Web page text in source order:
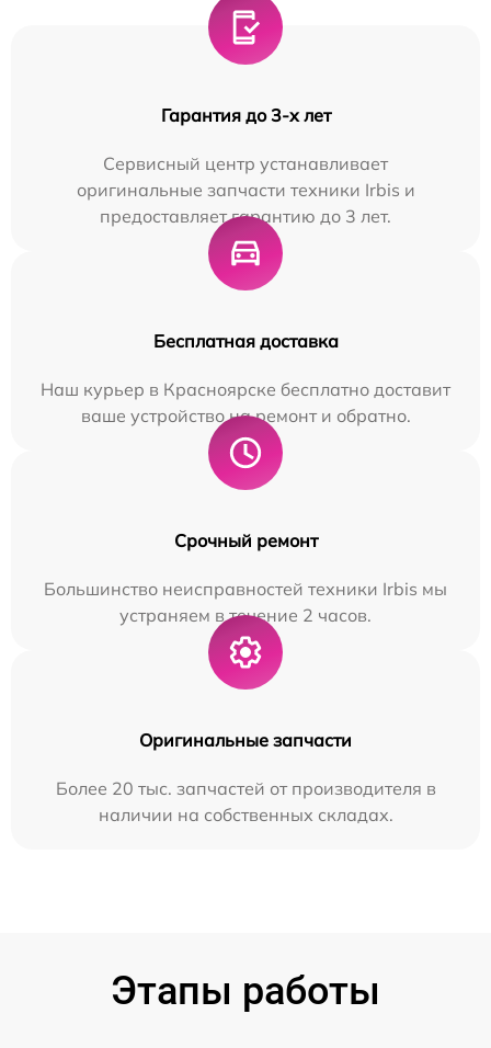
Гарантия до 3-х лет
Сервисный центр устанавливает
оригинальные запчасти техники Irbis и
предоставляет гарантию до 3 лет.
Бесплатная доставка
Наш курьер в Красноярске бесплатно доставит
ваше устройство на ремонт и обратно.
Срочный ремонт
Большинство неисправностей техники Irbis мы
устраняем в течение 2 часов.
Оригинальные запчасти
Более 20 тыс. запчастей от производителя в
наличии на собственных складах.
Этапы работы